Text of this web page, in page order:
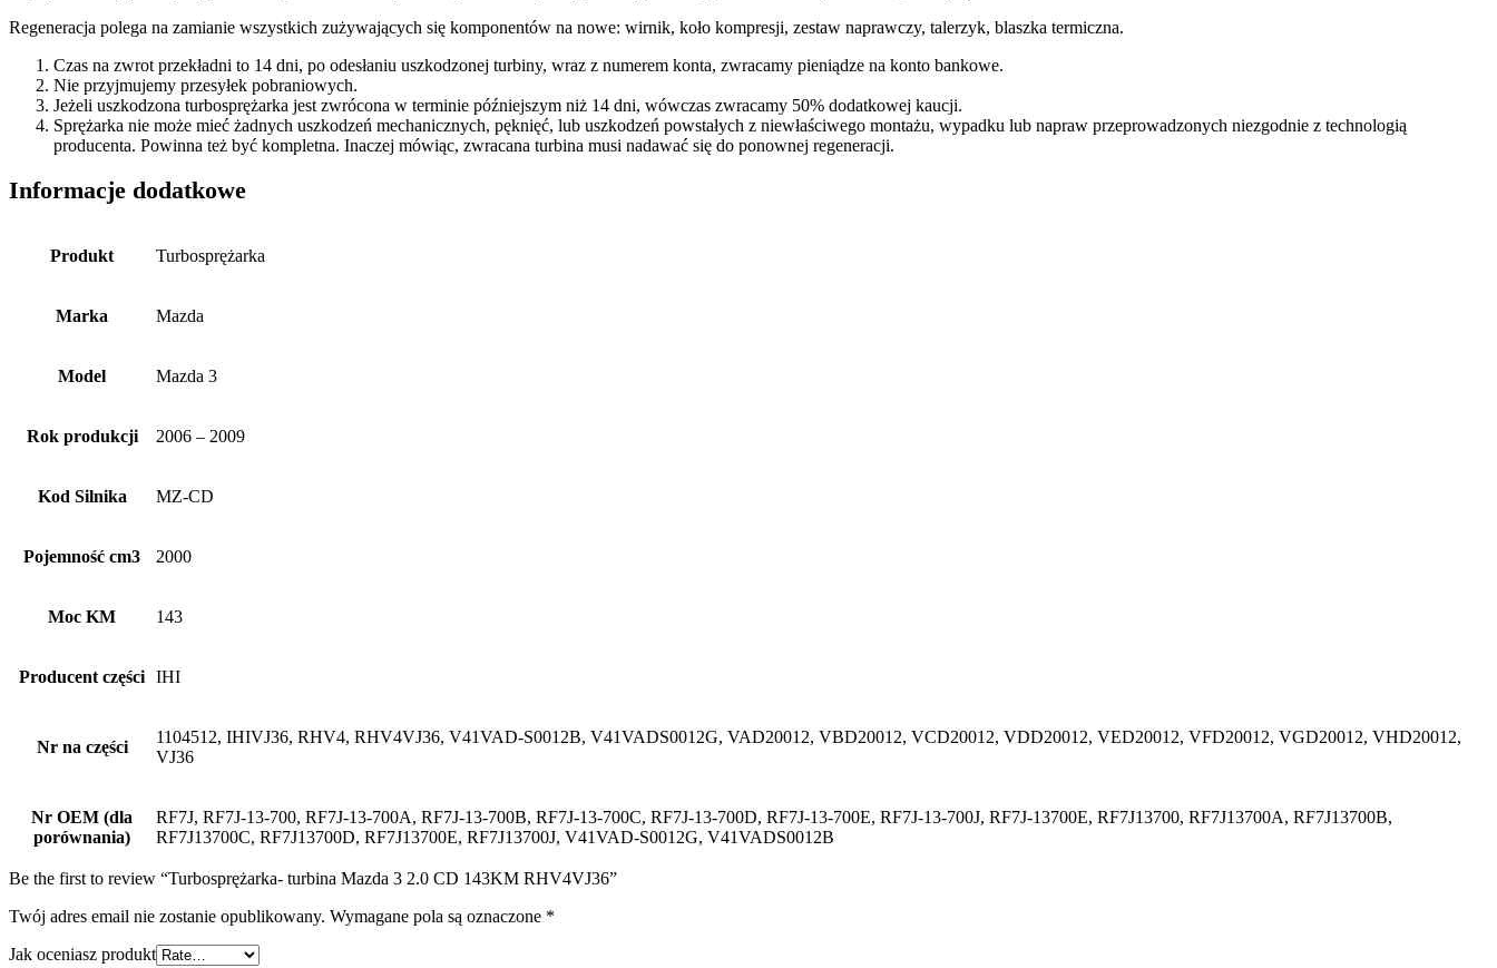
Regeneracja polega na zamianie wszystkich zużywających się komponentów na nowe: wirnik, koło kompresji, zestaw naprawczy, talerzyk, blaszka termiczna.
Czas na zwrot przekładni to 14 dni, po odesłaniu uszkodzonej turbiny, wraz z numerem konta, zwracamy pieniądze na konto bankowe.
Nie przyjmujemy przesyłek pobraniowych.
Jeżeli uszkodzona turbosprężarka jest zwrócona w terminie późniejszym niż 14 dni, wówczas zwracamy 50% dodatkowej kaucji.
Sprężarka nie może mieć żadnych uszkodzeń mechanicznych, pęknięć, lub uszkodzeń powstałych z niewłaściwego montażu, wypadku lub napraw przeprowadzonych niezgodnie z technologią
producenta. Powinna też być kompletna. Inaczej mówiąc, zwracana turbina musi nadawać się do ponownej regeneracji.
Informacje dodatkowe
Produkt Turbosprężarka
Marka Mazda
Model Mazda 3
Rok produkcji 2006 – 2009
Kod Silnika MZ-CD
Pojemność cm3 2000
Moc KM 143
Producent części IHI
Nr na części
1104512, IHIVJ36, RHV4, RHV4VJ36, V41VAD-S0012B, V41VADS0012G, VAD20012, VBD20012, VCD20012, VDD20012, VED20012, VFD20012, VGD20012, VHD20012,
VJ36
Nr OEM (dla
porównania)
RF7J, RF7J-13-700, RF7J-13-700A, RF7J-13-700B, RF7J-13-700C, RF7J-13-700D, RF7J-13-700E, RF7J-13-700J, RF7J-13700E, RF7J13700, RF7J13700A, RF7J13700B,
RF7J13700C, RF7J13700D, RF7J13700E, RF7J13700J, V41VAD-S0012G, V41VADS0012B
Be the first to review “Turbosprężarka- turbina Mazda 3 2.0 CD 143KM RHV4VJ36”
Twój adres email nie zostanie opublikowany. Wymagane pola są oznaczone *
Jak oceniasz produkt